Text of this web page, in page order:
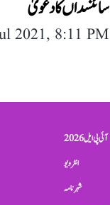
سائنسداں کا دعویٰ
2021, 8:11 PM
آئی پی ایل 2026
انٹرویو
شہرنامہ